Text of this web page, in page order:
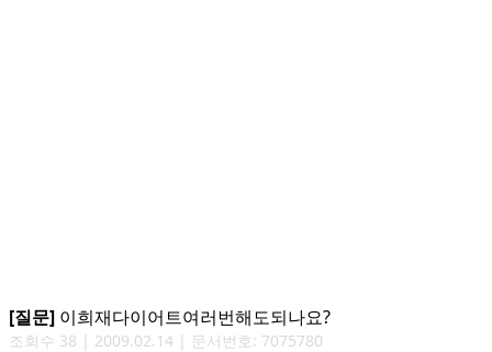
[질문] 이희재다이어트여러번해도되나요?
조회수 38 | 2009.02.14 | 문서번호: 7075780